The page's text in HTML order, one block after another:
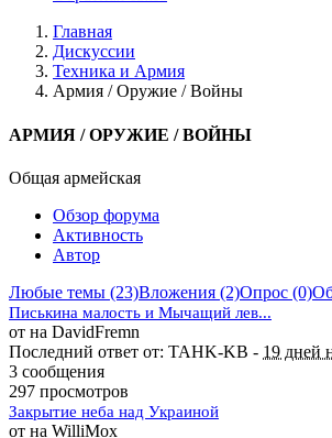
Главная
Дискуссии
Техника и Армия
Армия / Оружие / Войны
АРМИЯ / ОРУЖИЕ / ВОЙНЫ
Общая армейская
Обзор форума
Активность
Автор
Любые темы (23)Вложения (2)Опрос (0)
Писькина малость и Мычащий лев...
от на DavidFremn
Последний ответ от: TAHK-KB - 19 дней
3 сообщения
297 просмотров
Закрытие неба над Украиной
от на WilliMox